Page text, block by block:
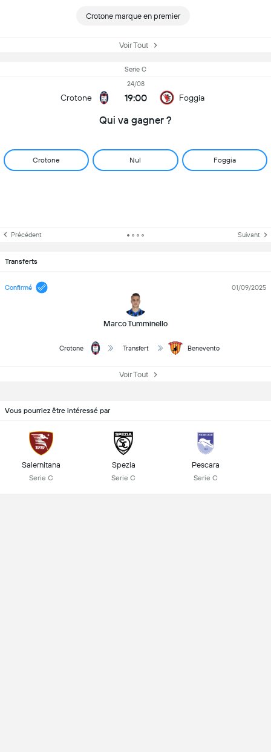
Crotone marque en premier
Voir Tout
Serie C
Crotone
24/08
19:00 Foggia
Qui va gagner ?
Crotone Nul Foggia
Précédent Suivant
Transferts
Confirmé
Marco Tumminello
01/09/2025
Crotone Transfert Benevento
Voir Tout
Vous pourriez être intéressé par
Salernitana
Serie C
Spezia
Serie C
Pescara
Serie C